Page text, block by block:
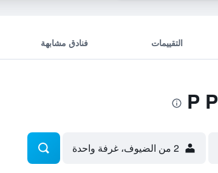
التقييمات فنادق مشابهة
2 من الضيوف، غرفة واحدة